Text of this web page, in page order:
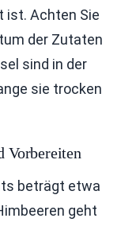
ist. Achten Sie
der Zutaten
sind in der
sie trocken
Vorbereiten
beträgt etwa
geht